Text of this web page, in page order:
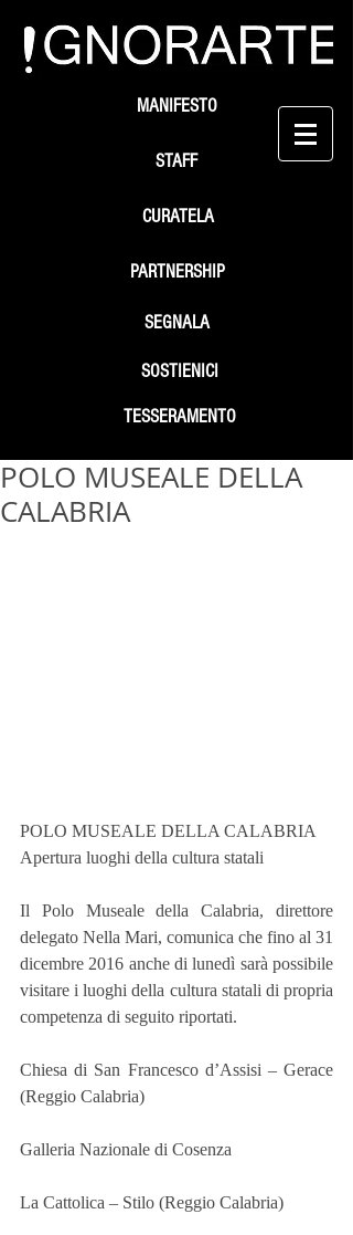
STAFF
SEGNALA
SOSTIENICI
MANIFESTO
PARTNERSHIP
TESSERAMENTO
CURATELA
POLO MUSEALE DELLA
CALABRIA
POLO MUSEALE DELLA CALABRIA
Apertura luoghi della cultura statali
Il Polo Museale della Calabria, direttore
delegato Nella Mari, comunica che fino al 31
dicembre 2016 anche di lunedì sarà possibile
visitare i luoghi della cultura statali di propria
competenza di seguito riportati.
Chiesa di San Francesco d’Assisi – Gerace
(Reggio Calabria)
Galleria Nazionale di Cosenza
La Cattolica – Stilo (Reggio Calabria)